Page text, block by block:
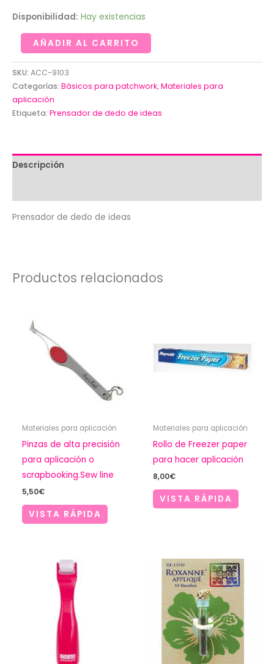
Disponibilidad: Hay existencias
Prensador
de
dedo
de
ideas
cantidad
AÑADIR AL CARRITO
SKU: ACC-9103
Categorías: Básicos para patchwork,Materiales para
aplicación
Etiqueta: Prensador de dedo de ideas
Descripción
Prensador de dedo de ideas
Productos relacionados
Materiales para aplicación
Pinzas de alta precisión
para aplicación o
scrapbooking.Sew line
5,50€
VISTA RÁPIDA
Materiales para aplicación
Rollo de Freezer paper
para hacer aplicación
8,00€
VISTA RÁPIDA